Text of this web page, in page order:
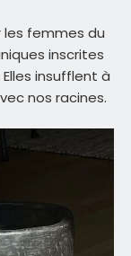
les femmes du
inscrites
insufflent à
nos racines.